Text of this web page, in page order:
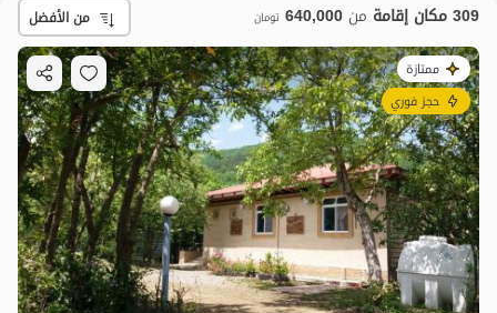
309 مكان إقامة من 640,000 تومان من الأفضل
ممتازة
حجز فوري